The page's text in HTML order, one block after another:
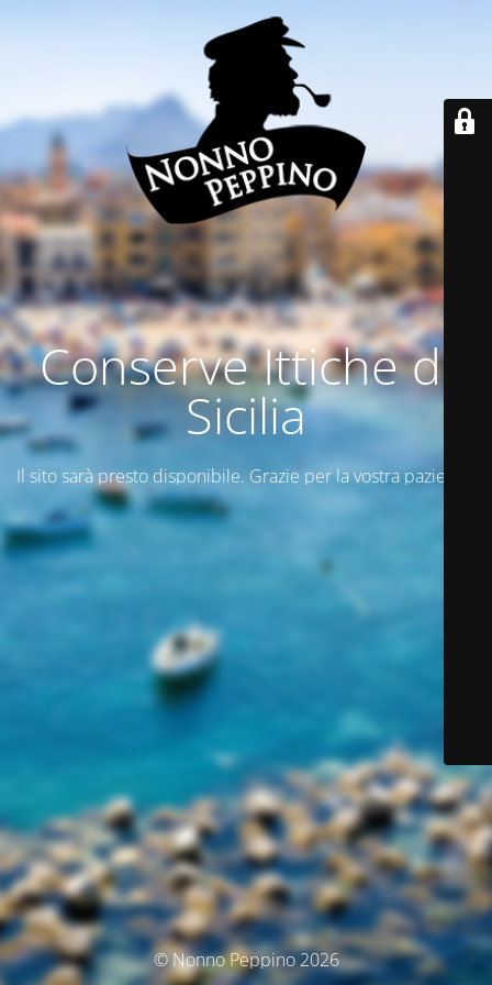
Conserve Ittiche di
Sicilia
Il sito sarà presto disponibile. Grazie per la vostra pazienza.
© Nonno Peppino 2026